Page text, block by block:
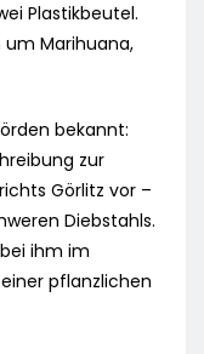
Plastikbeutel.
Marihuana,
bekannt:
zur
Görlitz vor –
Diebstahls.
ihm im
pflanzlichen